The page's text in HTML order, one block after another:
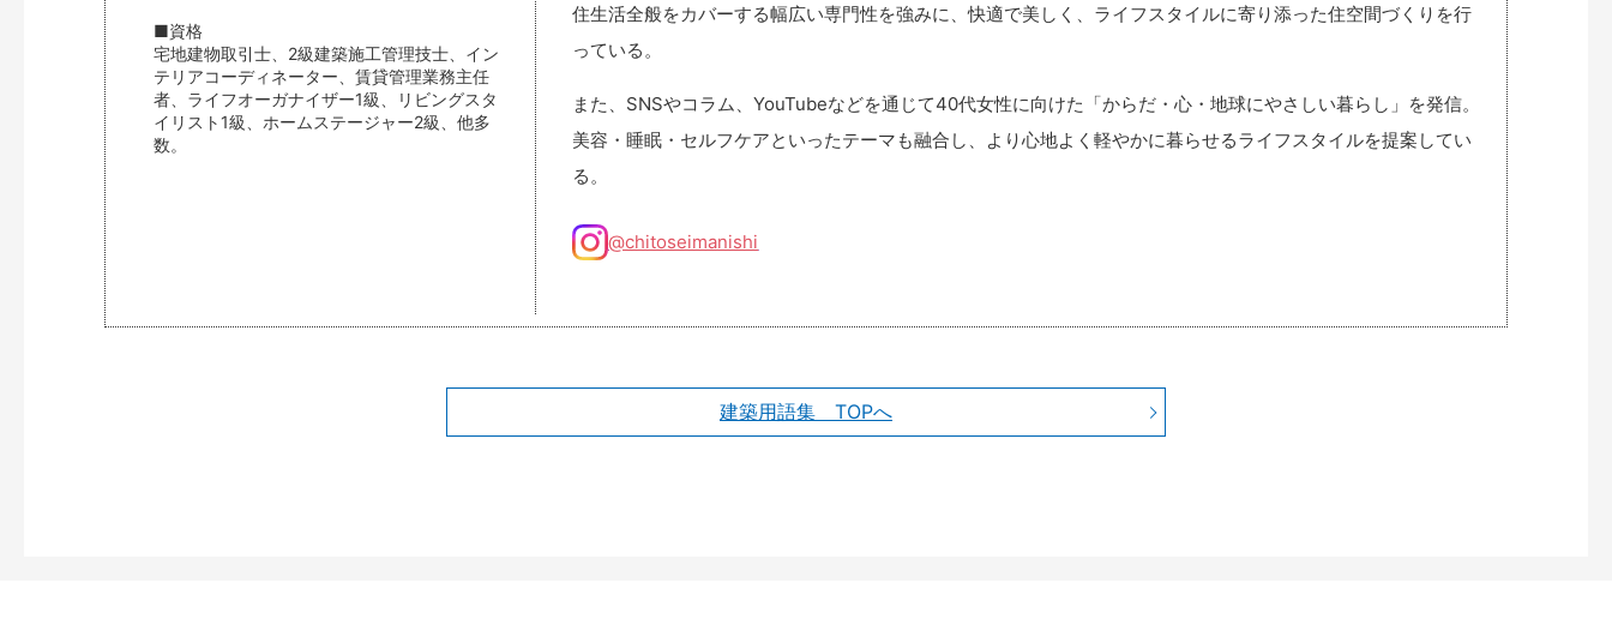
■資格
宅地建物取引士、2級建築施工管理技士、イン
テリアコーディネーター、賃貸管理業務主任
者、ライフオーガナイザー1級、リビングスタ
イリスト1級、ホームステージャー2級、他多
数。
住生活全般をカバーする幅広い専門性を強みに、快適で美しく、ライフスタイルに寄り添った住空間づくりを行
っている。
また、SNSやコラム、YouTubeなどを通じて40代女性に向けた「からだ・心・地球にやさしい暮らし」を発信。
美容・睡眠・セルフケアといったテーマも融合し、より心地よく軽やかに暮らせるライフスタイルを提案してい
る。
@chitoseimanishi
建築用語集 TOPへ